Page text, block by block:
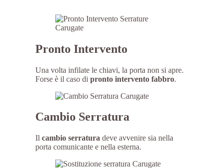
Pronto Intervento
Una volta infilate le chiavi, la porta non si apre.
Forse è il caso di pronto intervento fabbro.
Cambio Serratura
Il cambio serratura deve avvenire sia nella
porta comunicante e nella esterna.